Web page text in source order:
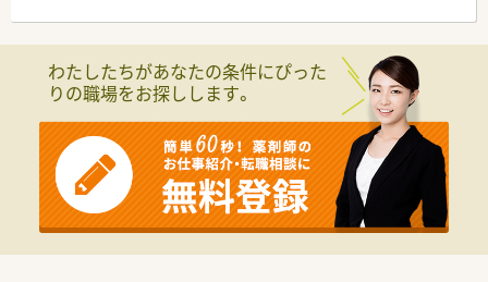
【キャリアアップ・スキルアップ】
講師は現場で働く方が兼任しているため、実践で役立つ知識を
身に着けることができます
◆座学だけでなく、ディスカッションなど実践形式での研修も実
施
わたしたちがあなたの条件にぴった
りの職場をお探しします。